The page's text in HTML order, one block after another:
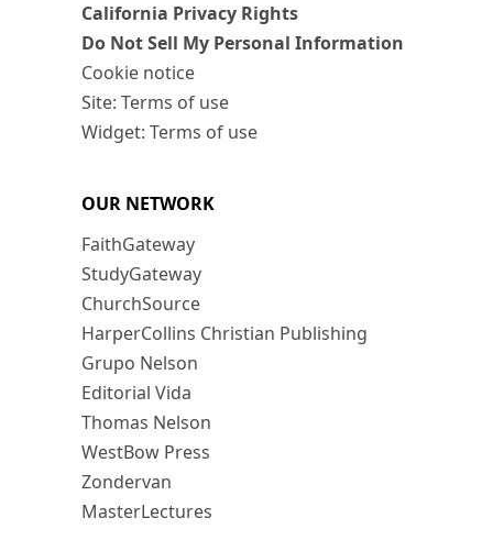
California Privacy Rights
Do Not Sell My Personal Information
Cookie notice
Site: Terms of use
Widget: Terms of use
OUR NETWORK
FaithGateway
StudyGateway
ChurchSource
HarperCollins Christian Publishing
Grupo Nelson
Editorial Vida
Thomas Nelson
WestBow Press
Zondervan
MasterLectures